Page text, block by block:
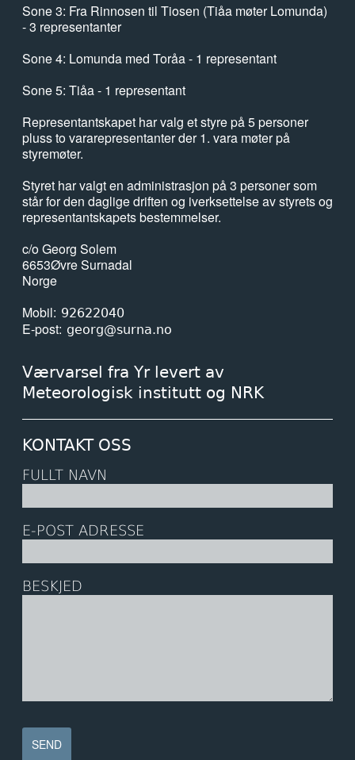
Sone 3: Fra Rinnosen til Tiosen (Tiåa møter Lomunda)
- 3 representanter
Sone 4: Lomunda med Toråa - 1 representant
Sone 5: Tiåa - 1 representant
Representantskapet har valg et styre på 5 personer
pluss to vararepresentanter der 1. vara møter på
styremøter.
Styret har valgt en administrasjon på 3 personer som
står for den daglige driften og iverksettelse av styrets og
representantskapets bestemmelser.
c/o Georg Solem
6653Øvre Surnadal
Norge
Mobil
92622040
E-post georg@surna.no
Værvarsel fra Yr levert av
Meteorologisk institutt og NRK
KONTAKT OSS
FULLT NAVN
E-POST ADRESSE
BESKJED